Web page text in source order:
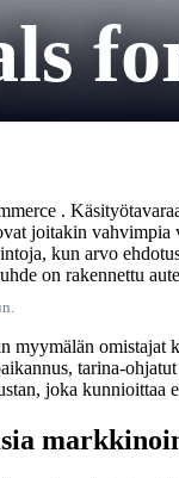
.
joitakin
kun arvo
on rakennettu
myymälän
tarina-
joka kunnioittaa